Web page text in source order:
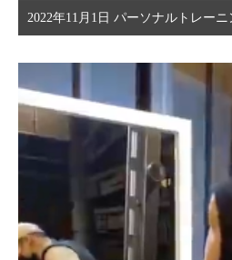
2022年11月1日 パーソナルトレーニ
画
プ
レ
ー